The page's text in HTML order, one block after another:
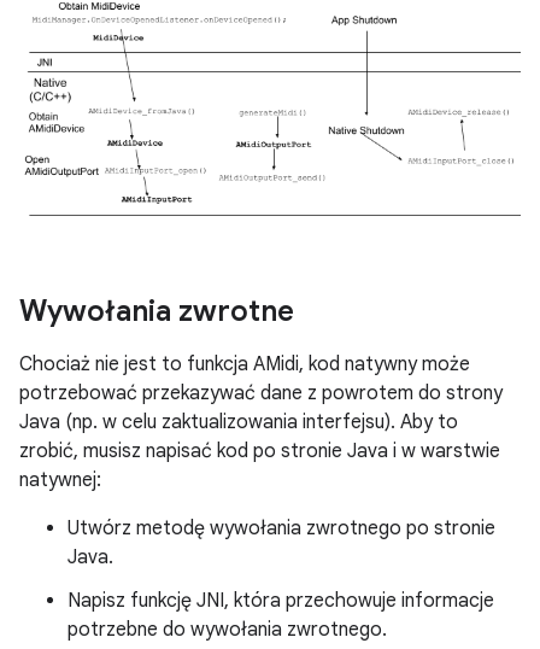
Wywołania zwrotne
Chociaż nie jest to funkcja AMidi, kod natywny może
potrzebować przekazywać dane z powrotem do strony
Java (np. w celu zaktualizowania interfejsu). Aby to
zrobić, musisz napisać kod po stronie Java i w warstwie
natywnej:
Utwórz metodę wywołania zwrotnego po stronie
Java.
Napisz funkcję JNI, która przechowuje informacje
potrzebne do wywołania zwrotnego.